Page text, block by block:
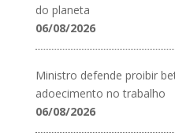
do planeta
06/08/2026
Ministro defende proibir
adoecimento no trabalho
06/08/2026